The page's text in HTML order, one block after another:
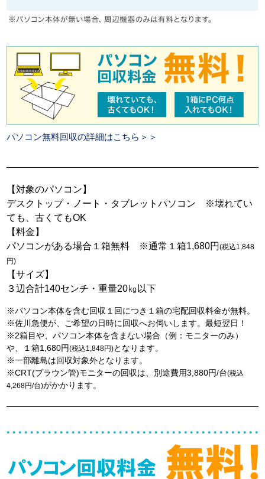
パソコン無料回収の詳細はこちら＞＞
【対象のパソコン】
デスクトップ・ノート・タブレットパソコン ※壊れてい
ても、古くてもOK
【料金】
パソコンがある場合１箱無料 ※通常１箱1,680円(税込1,848
円)
【サイズ】
３辺合計140センチ・重量20㎏以下
※パソコン本体を含む回収１回につき１箱の宅配回収料金が無料。
※佐川急便が、ご希望の日時に回収へお伺いします。最短翌日！
※2箱目や、パソコン本体を含まない場合（例：モニターのみ）
や、１箱1,680円(税込1,848円)となります。
※一部離島は回収対象外となります。
※CRT(ブラウン管)モニターの回収は、別途費用3,880円/台(税込
4,268円/台)がかかります。